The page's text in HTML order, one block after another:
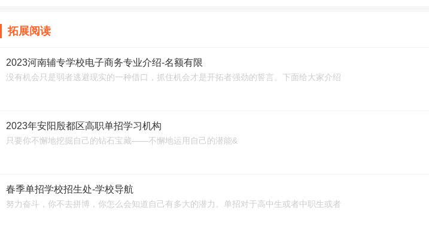
拓展阅读
2023河南辅专学校电子商务专业介绍-名额有限
没有机会只是弱者逃避现实的一种借口，抓住机会才是开拓者强劲的誓言。下面给大家介绍
2023年安阳殷都区高职单招学习机构
只要你不懈地挖掘自己的钻石宝藏——不懈地运用自己的潜能&
春季单招学校招生处-学校导航
努力奋斗，你不去拼博，你怎么会知道自己有多大的潜力。单招对于高中生或者中职生或者